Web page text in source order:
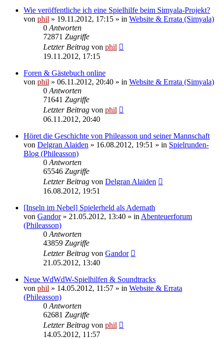
Wie veröffentliche ich eine Spielhilfe beim Simyala-Projekt?
von phil » 19.11.2012, 17:15 » in Website & Errata (Simyala)
0 Antworten
72871 Zugriffe
Letzter Beitrag von phil
19.11.2012, 17:15
Foren & Gästebuch online
von phil » 06.11.2012, 20:40 » in Website & Errata (Simyala)
0 Antworten
71641 Zugriffe
Letzter Beitrag von phil
06.11.2012, 20:40
Höret die Geschichte von Phileasson und seiner Mannschaft
von Delgran Alaiden » 16.08.2012, 19:51 » in Spielrunden-
Blog (Phileasson)
0 Antworten
65546 Zugriffe
Letzter Beitrag von Delgran Alaiden
16.08.2012, 19:51
[Inseln im Nebel] Spielerheld als Adernath
von Gandor» 21.05.2012, 13:40 » in Abenteuerforum
(Phileasson)
0 Antworten
43859 Zugriffe
Letzter Beitrag von Gandor
21.05.2012, 13:40
Neue WdWdW-Spielhilfen & Soundtracks
von phil » 14.05.2012, 11:57 » in Website & Errata
(Phileasson)
0 Antworten
62681 Zugriffe
Letzter Beitrag von phil
14.05.2012, 11:57